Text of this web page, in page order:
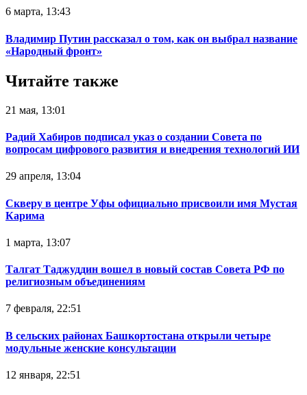
6 марта, 13:43
Владимир Путин рассказал о том, как он выбрал название
«Народный фронт»
Читайте также
21 мая, 13:01
Радий Хабиров подписал указ о создании Совета по
вопросам цифрового развития и внедрения технологий ИИ
29 апреля, 13:04
Скверу в центре Уфы официально присвоили имя Мустая
Карима
1 марта, 13:07
Талгат Таджуддин вошел в новый состав Совета РФ по
религиозным объединениям
7 февраля, 22:51
В сельских районах Башкортостана открыли четыре
модульные женские консультации
12 января, 22:51